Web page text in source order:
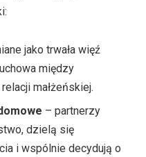
jako trwała więź
między
małżeńskiej.
– partnerzy
dzielą się
i wspólnie decydują o